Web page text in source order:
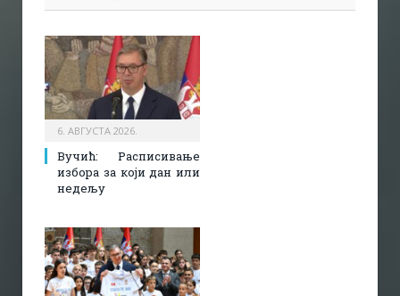
6. АВГУСТА 2026.
Вучић: Расписивање
избора за који дан или
недељу